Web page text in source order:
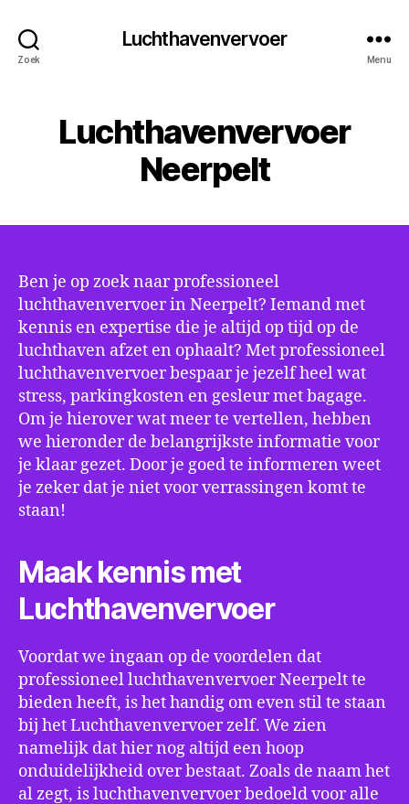
Zoek
Luchthavenvervoer
Menu
Luchthavenvervoer
Neerpelt
Ben je op zoek naar professioneel
luchthavenvervoer in Neerpelt? Iemand met
kennis en expertise die je altijd op tijd op de
luchthaven afzet en ophaalt? Met professioneel
luchthavenvervoer bespaar je jezelf heel wat
stress, parkingkosten en gesleur met bagage.
Om je hierover wat meer te vertellen, hebben
we hieronder de belangrijkste informatie voor
je klaar gezet. Door je goed te informeren weet
je zeker dat je niet voor verrassingen komt te
staan!
Maak kennis met
Luchthavenvervoer
Voordat we ingaan op de voordelen dat
professioneel luchthavenvervoer Neerpelt te
bieden heeft, is het handig om even stil te staan
bij het Luchthavenvervoer zelf. We zien
namelijk dat hier nog altijd een hoop
onduidelijkheid over bestaat. Zoals de naam het
al zegt, is luchthavenvervoer bedoeld voor alle